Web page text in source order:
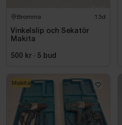
Bromma 13d
Vinkelslip och Sekatör
Makita
500 kr · 5 bud
Makita